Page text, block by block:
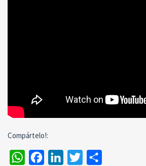
Compártelo!:
WhatsAppFacebookLinkedInTwitter